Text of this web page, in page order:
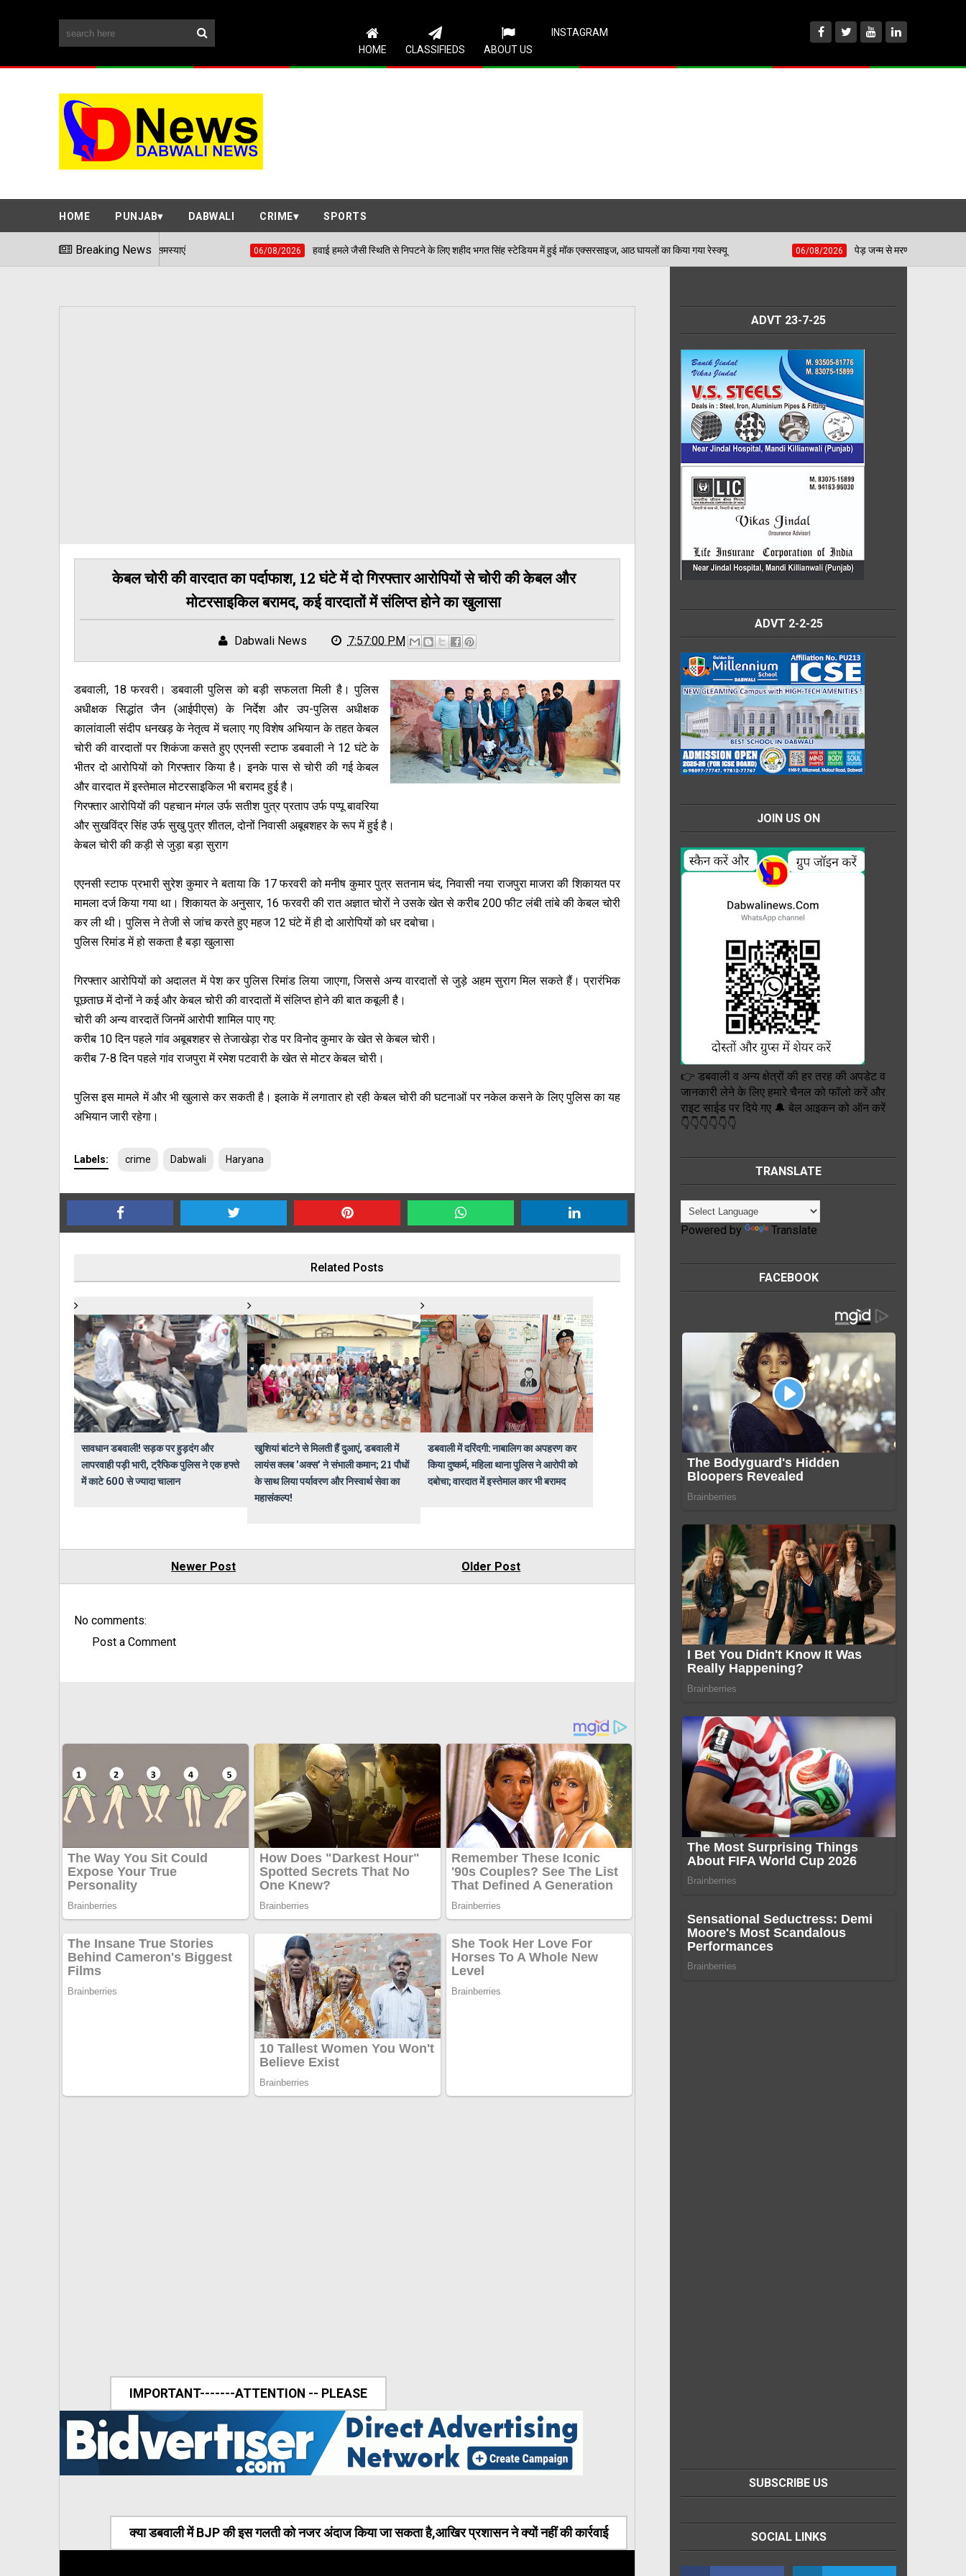
HOME CLASSIFIEDS ABOUT US
INSTAGRAM
HOME PUNJAB DABWALI CRIME SPORTS
Breaking News
में सुनी आमजन की समस्याएं 06/08/2026 हवाई हमले जैसी स्थिति से निपटने के लिए शहीद भगत सिंह स्टेडियम में हुई मॉक एक्सरसाइज, आठ घायलों का किया गया रेस्क्यू 06/08/2026 पेड़ जन्म से मरण तक निभाते हैं साथ, बच्चों की प्रतिभा
केबल चोरी की वारदात का पर्दाफाश, 12 घंटे में दो गिरफ्तार आरोपियों से चोरी की केबल और
मोटरसाइकिल बरामद, कई वारदातों में संलिप्त होने का खुलासा
Dabwali News 7:57:00 PM
डबवाली, 18 फरवरी। डबवाली पुलिस को बड़ी सफलता मिली है। पुलिस
अधीक्षक सिद्धांत जैन (आईपीएस) के निर्देश और उप-पुलिस अधीक्षक
कालांवाली संदीप धनखड़ के नेतृत्व में चलाए गए विशेष अभियान के तहत केबल
चोरी की वारदातों पर शिकंजा कसते हुए एएनसी स्टाफ डबवाली ने 12 घंटे के
भीतर दो आरोपियों को गिरफ्तार किया है। इनके पास से चोरी की गई केबल
और वारदात में इस्तेमाल मोटरसाइकिल भी बरामद हुई है।
गिरफ्तार आरोपियों की पहचान मंगल उर्फ सतीश पुत्र प्रताप उर्फ पप्पू बावरिया
और सुखविंद्र सिंह उर्फ सुखु पुत्र शीतल, दोनों निवासी अबूबशहर के रूप में हुई है।
केबल चोरी की कड़ी से जुड़ा बड़ा सुराग
एएनसी स्टाफ प्रभारी सुरेश कुमार ने बताया कि 17 फरवरी को मनीष कुमार पुत्र सतनाम चंद, निवासी नया राजपुरा माजरा की शिकायत पर
मामला दर्ज किया गया था। शिकायत के अनुसार, 16 फरवरी की रात अज्ञात चोरों ने उसके खेत से करीब 200 फीट लंबी तांबे की केबल चोरी
कर ली थी। पुलिस ने तेजी से जांच करते हुए महज 12 घंटे में ही दो आरोपियों को धर दबोचा।
पुलिस रिमांड में हो सकता है बड़ा खुलासा
गिरफ्तार आरोपियों को अदालत में पेश कर पुलिस रिमांड लिया जाएगा, जिससे अन्य वारदातों से जुड़े अहम सुराग मिल सकते हैं। प्रारंभिक
पूछताछ में दोनों ने कई और केबल चोरी की वारदातों में संलिप्त होने की बात कबूली है।
चोरी की अन्य वारदातें जिनमें आरोपी शामिल पाए गए:
करीब 10 दिन पहले गांव अबूबशहर से तेजाखेड़ा रोड पर विनोद कुमार के खेत से केबल चोरी।
करीब 7-8 दिन पहले गांव राजपुरा में रमेश पटवारी के खेत से मोटर केबल चोरी।
पुलिस इस मामले में और भी खुलासे कर सकती है। इलाके में लगातार हो रही केबल चोरी की घटनाओं पर नकेल कसने के लिए पुलिस का यह
अभियान जारी रहेगा।
Labels: crime Dabwali Haryana
Related Posts
सावधान डबवाली! सड़क पर हुड़दंग और
लापरवाही पड़ी भारी, ट्रैफिक पुलिस ने एक हफ्ते
में काटे 600 से ज्यादा चालान
खुशियां बांटने से मिलती हैं दुआएं, डबवाली में
लायंस क्लब 'अक्स' ने संभाली कमान; 21 पौधों
के साथ लिया पर्यावरण और निस्वार्थ सेवा का
महासंकल्प!
डबवाली में दरिंदगी: नाबालिग का अपहरण कर
किया दुष्कर्म, महिला थाना पुलिस ने आरोपी को
दबोचा; वारदात में इस्तेमाल कार भी बरामद
Newer Post Older Post
No comments:
Post a Comment
IMPORTANT-------ATTENTION -- PLEASE
क्या डबवाली में BJP की इस गलती को नजर अंदाज किया जा सकता है,आखिर प्रशासन ने क्यों नहीं की कार्रवाई
ADVT 23-7-25
ADVT 2-2-25
JOIN US ON
👉 डबवाली व अन्य क्षेत्रों की हर तरह की अपडेट व
जानकारी लेने के लिए हमारे चैनल को फॉलो करें और
राइट साईड पर दिये गए 🔔 बेल आइकन को ऑन करें
👇👇👇👇👇👇
TRANSLATE
Powered by Translate
FACEBOOK
SUBSCRIBE US
SOCIAL LINKS